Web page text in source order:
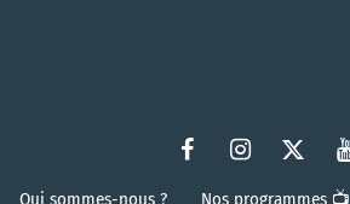
Qui sommes-nous ? Nos programmes 📺